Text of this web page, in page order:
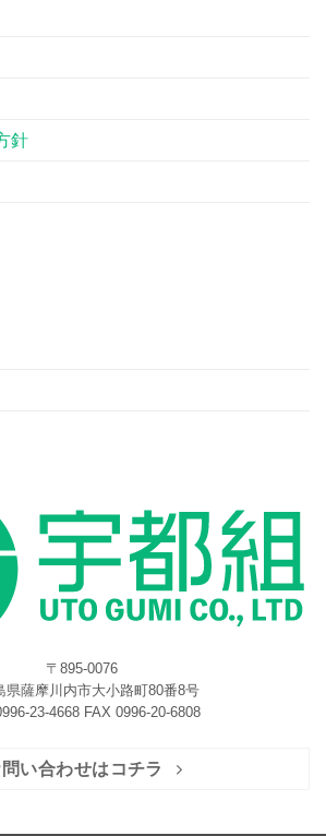
針
〒895-0076
県薩摩川内市大小路町80番8号
23-4668 FAX 0996-20-6808
い合わせはコチラ